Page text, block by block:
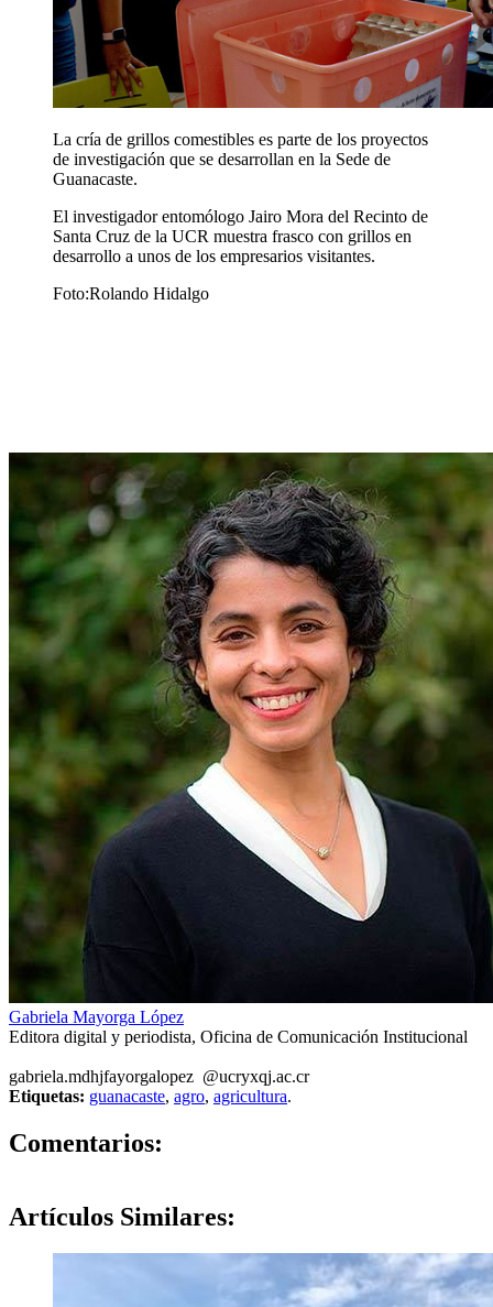
La cría de grillos comestibles es parte de los proyectos
de investigación que se desarrollan en la Sede de
Guanacaste.
El investigador entomólogo Jairo Mora del Recinto de
Santa Cruz de la UCR muestra frasco con grillos en
desarrollo a unos de los empresarios visitantes.
Foto:Rolando Hidalgo
Gabriela Mayorga López
Editora digital y periodista, Oficina de Comunicación Institucional
gabriela.mdhjfayorgalopez @ucryxqj.ac.cr
Etiquetas: guanacaste, agro, agricultura.
Comentarios:
Artículos Similares: